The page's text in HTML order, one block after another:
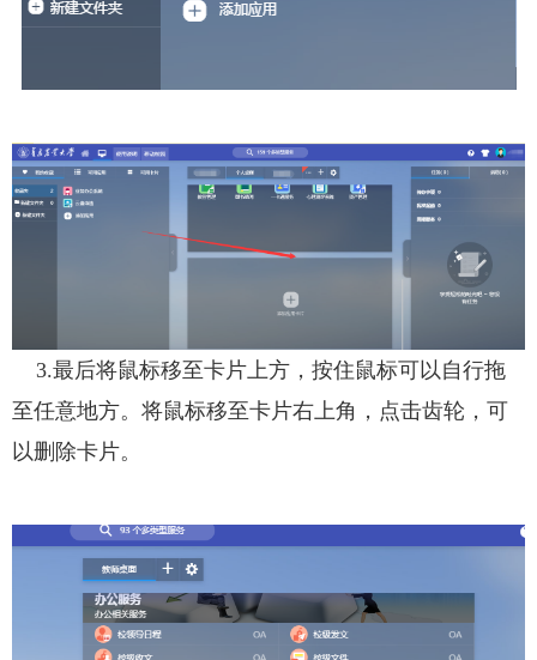
3.最后将鼠标移至卡片上方，按住鼠标可以自行拖
至任意地方。将鼠标移至卡片右上角，点击齿轮，可
以删除卡片。